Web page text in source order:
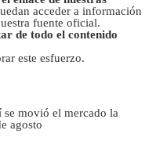
acceder a información
fuente oficial.
de todo el contenido
este esfuerzo.
se movió el mercado la
agosto